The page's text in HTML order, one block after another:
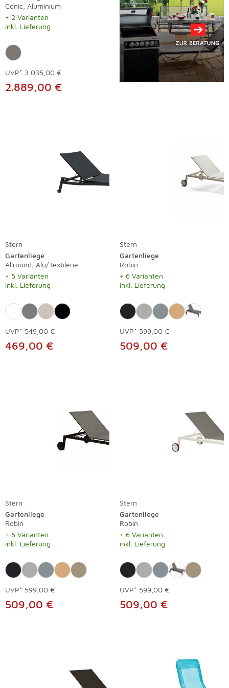
Conic, Aluminium
+ 2 Varianten
inkl. Lieferung
UVP* 3.035,00 €
2.889,00 €
Stern
Gartenliege
Allround, Alu/Textilene
+ 5 Varianten
inkl. Lieferung
UVP* 549,00 €
469,00 €
Stern
Gartenliege
Robin
+ 6 Varianten
inkl. Lieferung
UVP* 599,00 €
509,00 €
Stern
Gartenliege
Robin
+ 6 Varianten
inkl. Lieferung
UVP* 599,00 €
509,00 €
Stern
Gartenliege
Robin
+ 6 Varianten
inkl. Lieferung
UVP* 599,00 €
509,00 €